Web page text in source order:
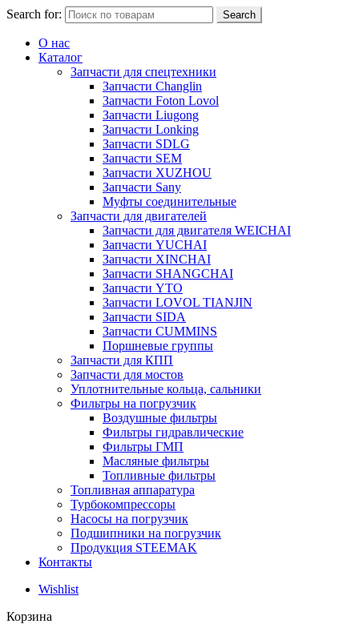
Search for: Search
О нас
Каталог
Запчасти для спецтехники
Запчасти Changlin
Запчасти Foton Lovol
Запчасти Liugong
Запчасти Lonking
Запчасти SDLG
Запчасти SEM
Запчасти XUZHOU
Запчасти Sany
Муфты соединительные
Запчасти для двигателей
Запчасти для двигателя WEICHAI
Запчасти YUCHAI
Запчасти XINCHAI
Запчасти SHANGCHAI
Запчасти YTO
Запчасти LOVOL TIANJIN
Запчасти SIDA
Запчасти CUMMINS
Поршневые группы
Запчасти для КПП
Запчасти для мостов
Уплотнительные кольца, сальники
Фильтры на погрузчик
Воздушные фильтры
Фильтры гидравлические
Фильтры ГМП
Масляные фильтры
Топливные фильтры
Топливная аппаратура
Турбокомпрессоры
Насосы на погрузчик
Подшипники на погрузчик
Продукция STEEMAK
Контакты
Wishlist
Корзина